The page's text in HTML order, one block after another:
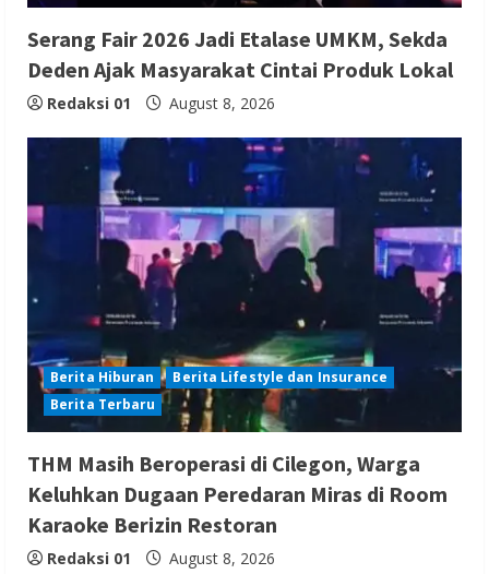
Serang Fair 2026 Jadi Etalase UMKM, Sekda
Deden Ajak Masyarakat Cintai Produk Lokal
Redaksi 01 August 8, 2026
Berita Hiburan
Berita Lifestyle dan Insurance
Berita Terbaru
THM Masih Beroperasi di Cilegon, Warga
Keluhkan Dugaan Peredaran Miras di Room
Karaoke Berizin Restoran
Redaksi 01 August 8, 2026